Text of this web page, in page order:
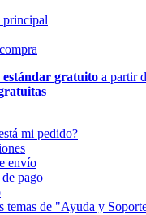
principal
estándar gratuito a partir
mi pedido?
envío
pago
temas de "Ayuda y